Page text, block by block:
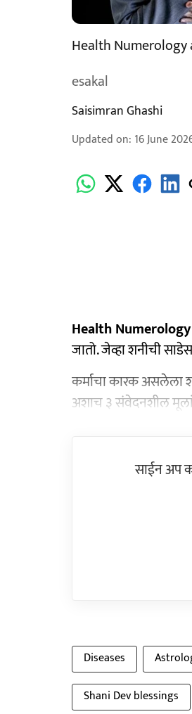
Health
esakal
Saisimran Ghashi
Updated on: 16 June
Health
जातो. जेव्हा शनीची
कर्माचा कारक असलेला
अशाच ३ संवेदनशील
साईन अप
Diseases
Shani Dev blessings